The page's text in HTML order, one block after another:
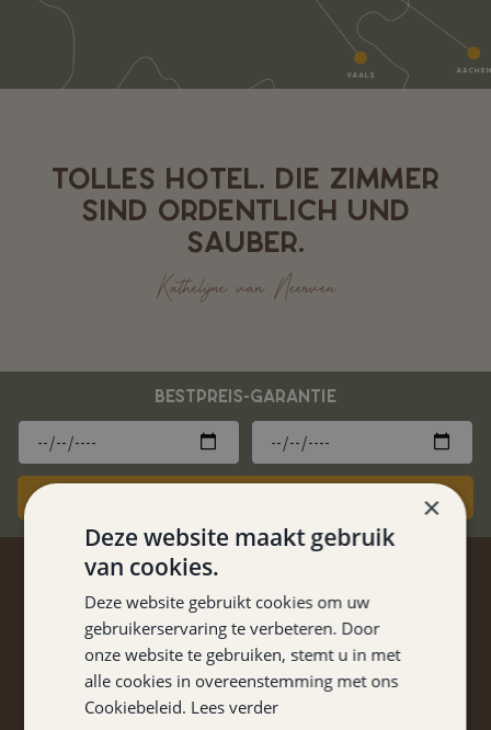
TOLLES HOTEL. DIE ZIMMER
SIND ORDENTLICH UND
SAUBER.
Kathelijne van Neerven
BESTPREIS-GARANTIE
AUF DEM LAUFENDEN
BLEIBEN?
Keine Rabatte und Arrangements verpassen?
Melden Sie sich für unseren Newsletter an!
×
Deze website maakt gebruik
van cookies.
Deze website gebruikt cookies om uw
gebruikerservaring te verbeteren. Door
onze website te gebruiken, stemt u in met
alle cookies in overeenstemming met ons
Cookiebeleid. Lees verder